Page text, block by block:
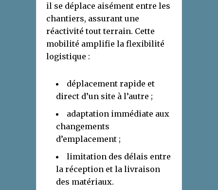
il se déplace aisément entre les
chantiers, assurant une
réactivité tout terrain. Cette
mobilité amplifie la flexibilité
logistique :
déplacement rapide et
direct d’un site à l’autre ;
adaptation immédiate aux
changements
d’emplacement ;
limitation des délais entre
la réception et la livraison
des matériaux.